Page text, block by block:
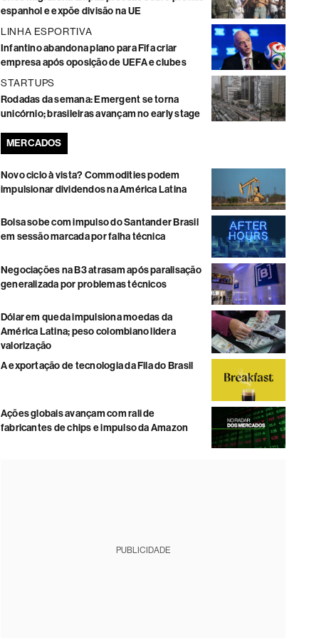
espanhol e expõe divisão na UE
LINHA ESPORTIVA
Infantino abandona plano para Fifa criar
empresa após oposição de UEFA e clubes
STARTUPS
Rodadas da semana: Emergent se torna
unicórnio; brasileiras avançam no early stage
MERCADOS
Novo ciclo à vista? Commodities podem
impulsionar dividendos na América Latina
Bolsa sobe com impulso do Santander Brasil
em sessão marcada por falha técnica
Negociações na B3 atrasam após paralisação
generalizada por problemas técnicos
Dólar em queda impulsiona moedas da
América Latina; peso colombiano lidera
valorização
A exportação de tecnologia da Fila do Brasil
Ações globais avançam com rali de
fabricantes de chips e impulso da Amazon
PUBLICIDADE